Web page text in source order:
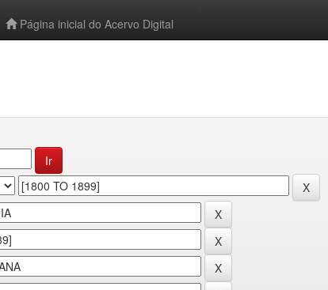
Página inicial do Acervo Digital